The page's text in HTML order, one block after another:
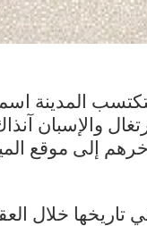
المدينة اسمها
والإسبان
إلى موقع
خلال